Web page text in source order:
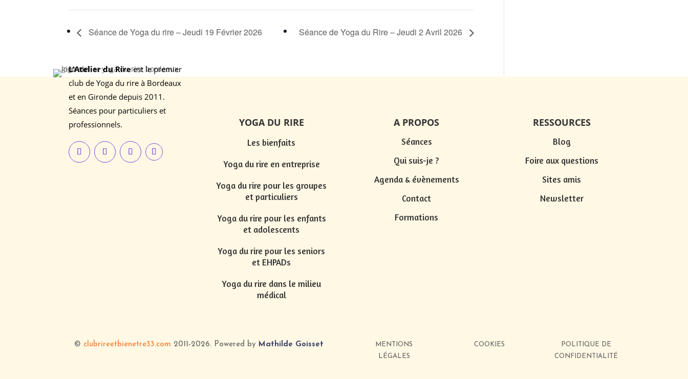
Séance de Yoga du rire – Jeudi 19 Février 2026 Séance de Yoga du Rire – Jeudi 2 Avril 2026
L’Atelier du Rireest le premier
club de Yoga du rire à Bordeaux
et en Gironde depuis 2011.
Séances pour particuliers et
professionnels.
YOGA DU RIRE
Les bienfaits
Yoga du rire en entreprise
Yoga du rire pour les groupes
et particuliers
Yoga du rire pour les enfants
et adolescents
Yoga du rire pour les seniors
et EHPADs
Yoga du rire dans le milieu
médical
A PROPOS
Séances
Qui suis-je ?
Agenda & évènements
Contact
Formations
RESSOURCES
Blog
Foire aux questions
Sites amis
Newsletter
© clubrireetbienetre33.com 2011-2026. Powered by Mathilde Goisset
MENTIONS
LÉGALES
COOKIES
POLITIQUE DE
CONFIDENTIALITÉ